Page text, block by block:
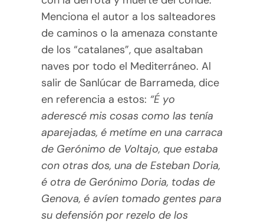
Menciona el autor a los salteadores
de caminos o la amenaza constante
de los “catalanes”, que asaltaban
naves por todo el Mediterráneo. Al
salir de Sanlúcar de Barrameda, dice
en referencia a estos: “É yo
aderescé mis cosas como las tenía
aparejadas, é metíme en una carraca
de Gerónimo de Voltajo, que estaba
con otras dos, una de Esteban Doria,
é otra de Gerónimo Doria, todas de
Genova, é avíen tomado gentes para
su defensión por rezelo de los